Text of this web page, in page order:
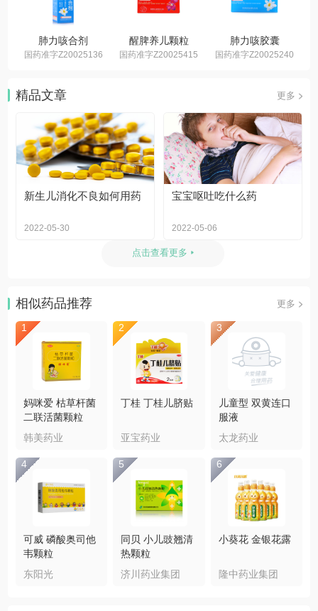
肺力咳合剂
国药准字Z20025136
醒脾养儿颗粒
国药准字Z20025415
肺力咳胶囊
国药准字Z20025240
精品文章 更多
新生儿消化不良如何用药
2022-05-30
宝宝呕吐吃什么药
2022-05-06
点击查看更多
相似药品推荐 更多
1
妈咪爱 枯草杆菌
二联活菌颗粒
韩美药业
2
丁桂 丁桂儿脐贴
亚宝药业
3
儿童型 双黄连口
服液
太龙药业
4
可威 磷酸奥司他
韦颗粒
东阳光
5
同贝 小儿豉翘清
热颗粒
济川药业集团
6
小葵花 金银花露
隆中药业集团